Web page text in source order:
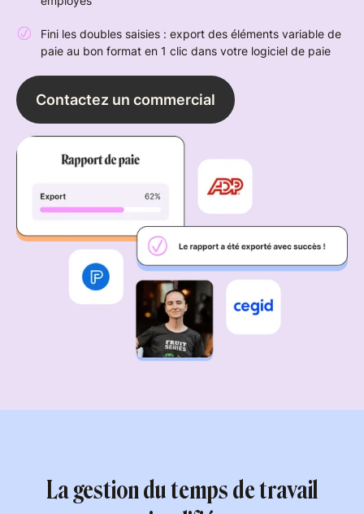
Fini les doubles saisies : export des éléments variable de
paie au bon format en 1 clic dans votre logiciel de paie
Contactez un commercial
La gestion du temps de travail